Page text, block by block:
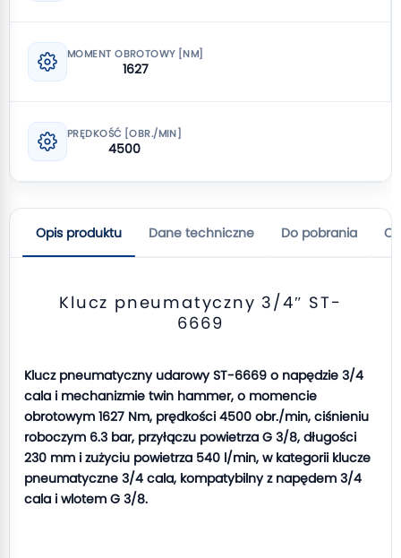
MOMENT OBROTOWY [NM]
1627
PRĘDKOŚĆ [OBR./MIN]
4500
Opis produktu Dane techniczne Do pobrania
Klucz pneumatyczny 3/4″ ST-
6669
Klucz pneumatyczny udarowy ST-6669 o napędzie 3/4
cala i mechanizmie twin hammer, o momencie
obrotowym 1627 Nm, prędkości 4500 obr./min, ciśnieniu
roboczym 6.3 bar, przyłączu powietrza G 3/8, długości
230 mm i zużyciu powietrza 540 l/min, w kategorii klucze
pneumatyczne 3/4 cala, kompatybilny z napędem 3/4
cala i wlotem G 3/8.